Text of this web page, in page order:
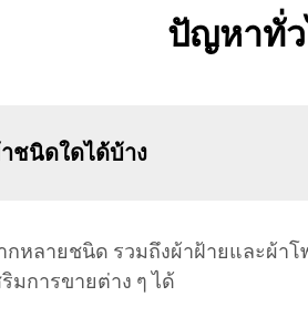
ปัญหาทั่
ชนิดใดได้บ้าง
กหลายชนิด รวมถึงผ้าฝ้ายและผ้
การขายต่าง ๆ ได้